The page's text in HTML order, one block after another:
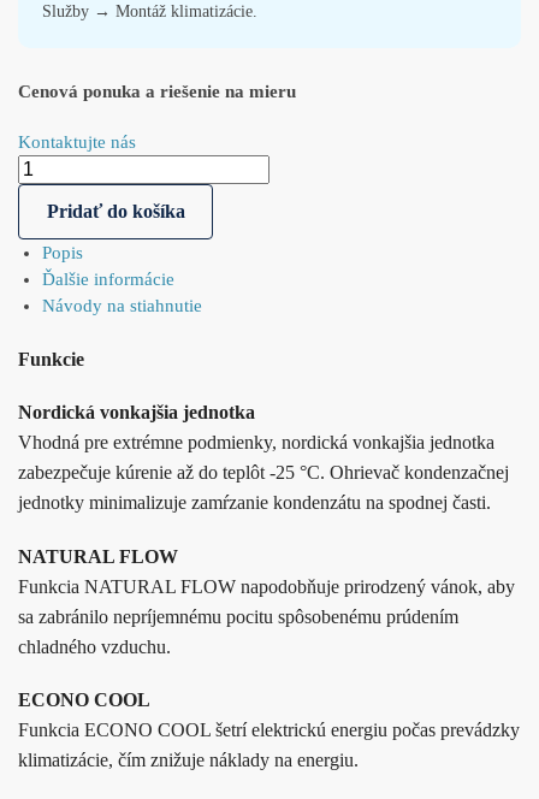
Služby → Montáž klimatizácie.
Cenová ponuka a riešenie na mieru
Kontaktujte nás
Pridať do košíka
Popis
Ďalšie informácie
Návody na stiahnutie
Funkcie
Nordická vonkajšia jednotka
Vhodná pre extrémne podmienky, nordická vonkajšia jednotka
zabezpečuje kúrenie až do teplôt -25 °C. Ohrievač kondenzačnej
jednotky minimalizuje zamŕzanie kondenzátu na spodnej časti.
NATURAL FLOW
Funkcia NATURAL FLOW napodobňuje prirodzený vánok, aby
sa zabránilo nepríjemnému pocitu spôsobenému prúdením
chladného vzduchu.
ECONO COOL
Funkcia ECONO COOL šetrí elektrickú energiu počas prevádzky
klimatizácie, čím znižuje náklady na energiu.